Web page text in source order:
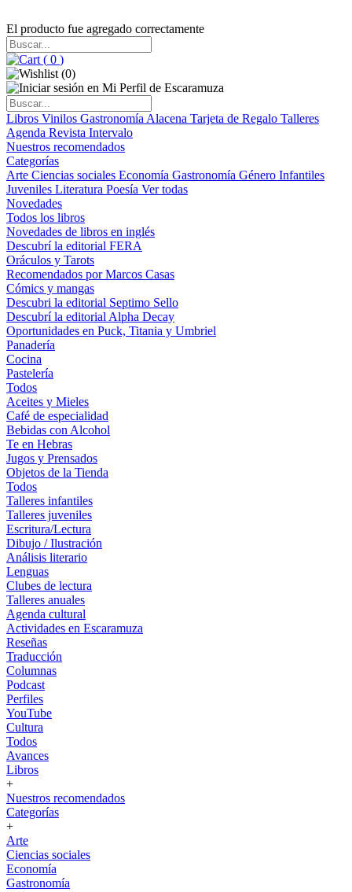
El producto fue agregado correctamente
( 0 )
(0)
Libros Vinilos Gastronomía Alacena Tarjeta de Regalo Talleres
Agenda Revista Intervalo
Nuestros recomendados
Categorías
Arte Ciencias sociales Economía Gastronomía Género Infantiles
Juveniles Literatura Poesía Ver todas
Novedades
Todos los libros
Novedades de libros en inglés
Descubrí la editorial FERA
Oráculos y Tarots
Recomendados por Marcos Casas
Cómics y mangas
Descubri la editorial Septimo Sello
Descubrí la editorial Alpha Decay
Oportunidades en Puck, Titania y Umbriel
Panadería
Cocina
Pastelería
Todos
Aceites y Mieles
Café de especialidad
Bebidas con Alcohol
Te en Hebras
Jugos y Prensados
Objetos de la Tienda
Todos
Talleres infantiles
Talleres juveniles
Escritura/Lectura
Dibujo / Ilustración
Análisis literario
Lenguas
Clubes de lectura
Talleres anuales
Agenda cultural
Actividades en Escaramuza
Reseñas
Traducción
Columnas
Podcast
Perfiles
YouTube
Cultura
Todos
Avances
Libros
+
Nuestros recomendados
Categorías
+
Arte
Ciencias sociales
Economía
Gastronomía